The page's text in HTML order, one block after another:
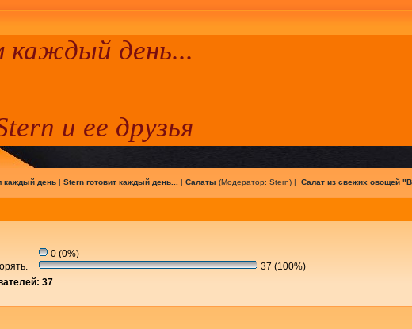
день...
и ее друзья
каждый день| Stern готовит каждый день... | Салаты (Модератор: Stern) | Салат из свежих овощей
0 (0%)
37 (100%)
37